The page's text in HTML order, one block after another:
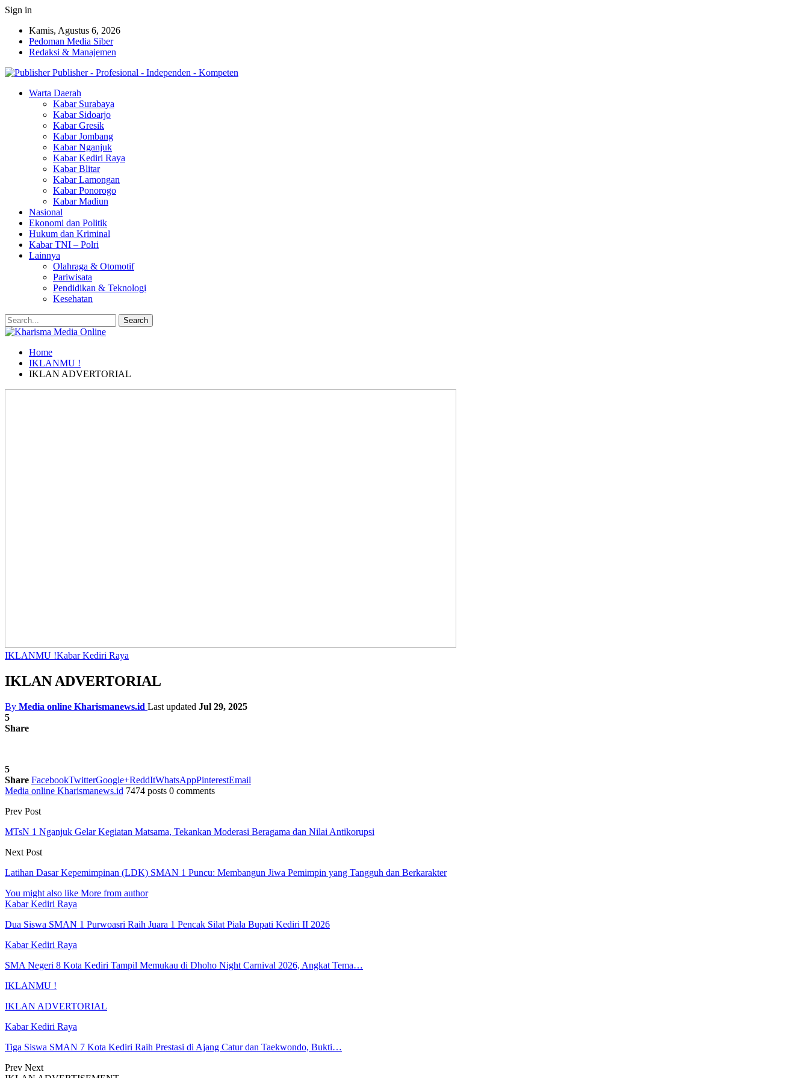
Sign in
Kamis, Agustus 6, 2026
Pedoman Media Siber
Redaksi & Manajemen
Publisher - Profesional - Independen - Kompeten
Warta Daerah
Kabar Surabaya
Kabar Sidoarjo
Kabar Gresik
Kabar Jombang
Kabar Nganjuk
Kabar Kediri Raya
Kabar Blitar
Kabar Lamongan
Kabar Ponorogo
Kabar Madiun
Nasional
Ekonomi dan Politik
Hukum dan Kriminal
Kabar TNI – Polri
Lainnya
Olahraga & Otomotif
Pariwisata
Pendidikan & Teknologi
Kesehatan
Home
IKLANMU !
IKLAN ADVERTORIAL
IKLANMU !Kabar Kediri Raya
IKLAN ADVERTORIAL
By Media online Kharismanews.id Last updated Jul 29, 2025
5
Share
5
Share FacebookTwitterGoogle+ReddItWhatsAppPinterestEmail
Media online Kharismanews.id 7474 posts 0 comments
Prev Post
MTsN 1 Nganjuk Gelar Kegiatan Matsama, Tekankan Moderasi Beragama dan Nilai Antikorupsi
Next Post
Latihan Dasar Kepemimpinan (LDK) SMAN 1 Puncu: Membangun Jiwa Pemimpin yang Tangguh dan Berkarakter
You might also like More from author
Kabar Kediri Raya
Dua Siswa SMAN 1 Purwoasri Raih Juara 1 Pencak Silat Piala Bupati Kediri II 2026
Kabar Kediri Raya
SMA Negeri 8 Kota Kediri Tampil Memukau di Dhoho Night Carnival 2026, Angkat Tema…
IKLANMU !
IKLAN ADVERTORIAL
Kabar Kediri Raya
Tiga Siswa SMAN 7 Kota Kediri Raih Prestasi di Ajang Catur dan Taekwondo, Bukti…
Prev Next